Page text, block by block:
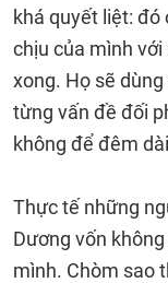
khá quyết liệt:
chịu của mình
xong. Họ sẽ
từng vấn đề đối
không để đêm
Thực tế những
Dương vốn
mình. Chòm sao